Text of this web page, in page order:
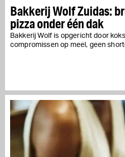
Bakkerij Wolf Zuidas:
pizza onder één dak
Bakkerij Wolf is opgericht door
compromissen op meel, geen